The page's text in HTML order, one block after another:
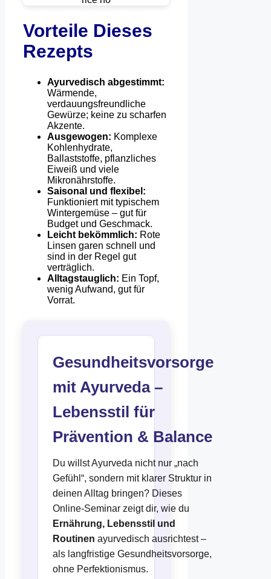
Vorteile Dieses
Rezepts
Ayurvedisch abgestimmt:
Wärmende,
verdauungsfreundliche
Gewürze; keine zu scharfen
Akzente.
Ausgewogen: Komplexe
Kohlenhydrate,
Ballaststoffe, pflanzliches
Eiweiß und viele
Mikronährstoffe.
Saisonal und flexibel:
Funktioniert mit typischem
Wintergemüse – gut für
Budget und Geschmack.
Leicht bekömmlich: Rote
Linsen garen schnell und
sind in der Regel gut
verträglich.
Alltagstauglich: Ein Topf,
wenig Aufwand, gut für
Vorrat.
Gesundheitsvorsorge
mit Ayurveda –
Lebensstil für
Prävention & Balance
Du willst Ayurveda nicht nur „nach
Gefühl“, sondern mit klarer Struktur in
deinen Alltag bringen? Dieses
Online-Seminar zeigt dir, wie du
Ernährung, Lebensstil und
Routinen ayurvedisch ausrichtest –
als langfristige Gesundheitsvorsorge,
ohne Perfektionismus.